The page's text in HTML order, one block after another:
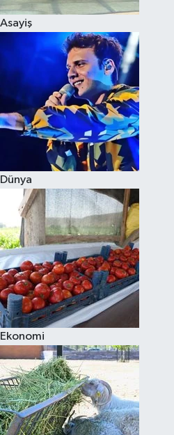
Asayiş
Dünya
Ekonomi
Kadın
Kim kimdir?
Kültür Sanat
Sağlık
Siyaset
Teknoloji
Televizyon
Yaşam-Çevre